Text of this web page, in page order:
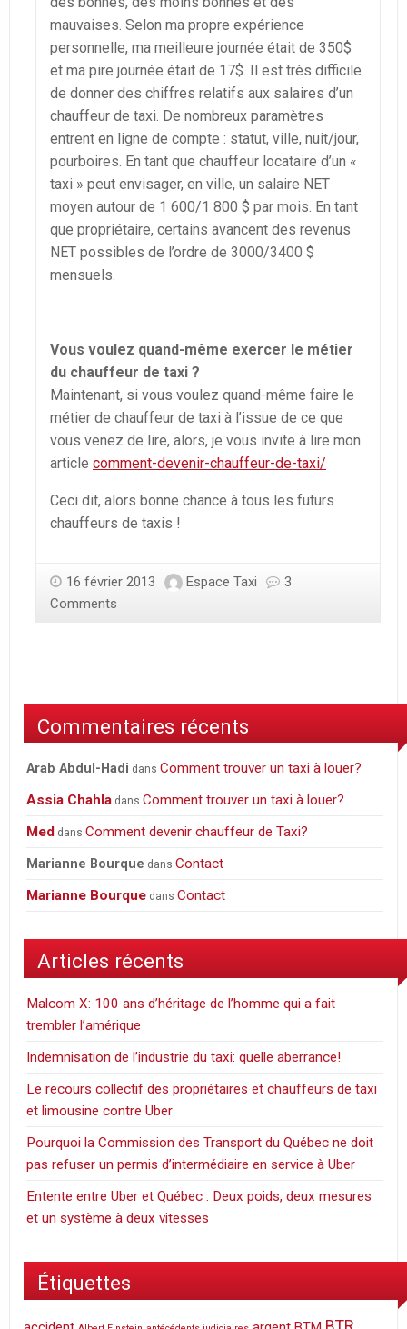
mauvaises. Selon ma propre expérience
personnelle, ma meilleure journée était de 350$
et ma pire journée était de 17$. Il est très difficile
de donner des chiffres relatifs aux salaires d’un
chauffeur de taxi. De nombreux paramètres
entrent en ligne de compte : statut, ville, nuit/jour,
pourboires. En tant que chauffeur locataire d’un «
taxi » peut envisager, en ville, un salaire NET
moyen autour de 1 600/1 800 $ par mois. En tant
que propriétaire, certains avancent des revenus
NET possibles de l’ordre de 3000/3400 $
mensuels.
Vous voulez quand-même exercer le métier
du chauffeur de taxi ?
Maintenant, si vous voulez quand-même faire le
métier de chauffeur de taxi à l’issue de ce que
vous venez de lire, alors, je vous invite à lire mon
article comment-devenir-chauffeur-de-taxi/
Ceci dit, alors bonne chance à tous les futurs
chauffeurs de taxis !
16 février 2013 Espace Taxi
3
Comments
Commentaires récents
Arab Abdul-Hadi dansComment trouver un taxi à louer?
Assia Chahla dansComment trouver un taxi à louer?
Med dansComment devenir chauffeur de Taxi?
Marianne Bourque dansContact
Marianne Bourque dansContact
Articles récents
Malcom X: 100 ans d’héritage de l’homme qui a fait
trembler l’amérique
Indemnisation de l’industrie du taxi: quelle aberrance!
Le recours collectif des propriétaires et chauffeurs de taxi
et limousine contre Uber
Pourquoi la Commission des Transport du Québec ne doit
pas refuser un permis d’intermédiaire en service à Uber
Entente entre Uber et Québec : Deux poids, deux mesures
et un système à deux vitesses
Étiquettes